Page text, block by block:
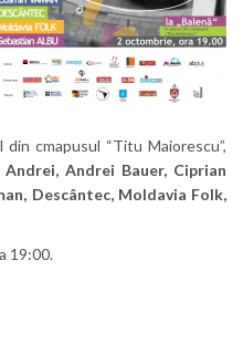
din cmapusul “Titu Maiorescu”,
Andrei Bauer, Ciprian
Descântec, Moldavia Folk,
19:00.